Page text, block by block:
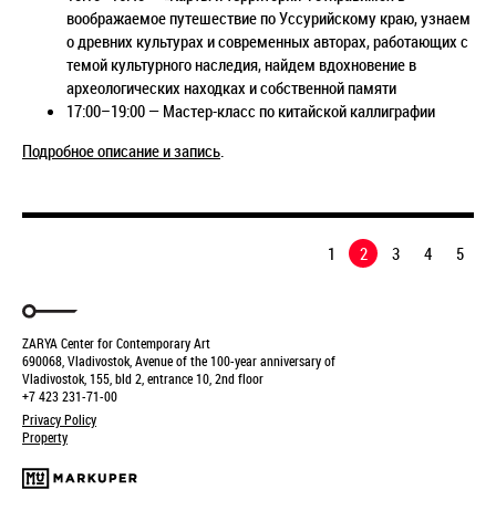
воображаемое путешествие по Уссурийскому краю, узнаем
о древних культурах и современных авторах, работающих с
темой культурного наследия, найдем вдохновение в
археологических находках и собственной памяти
17:00–19:00 — Мастер-класс по китайской каллиграфии
Подробное описание и запись
1 2 3 4 5
ZARYA Center for Contemporary Art
690068, Vladivostok, Avenue of the 100-year anniversary of
Vladivostok, 155, bld 2, entrance 10, 2nd floor
+7 423 231-71-00
Privacy Policy
Property